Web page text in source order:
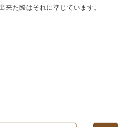
来た際はそれに準じています。